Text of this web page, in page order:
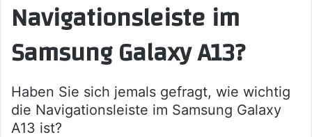
Navigationsleiste im
Samsung Galaxy A13?
Haben Sie sich jemals gefragt, wie wichtig
die Navigationsleiste im Samsung Galaxy
A13 ist?